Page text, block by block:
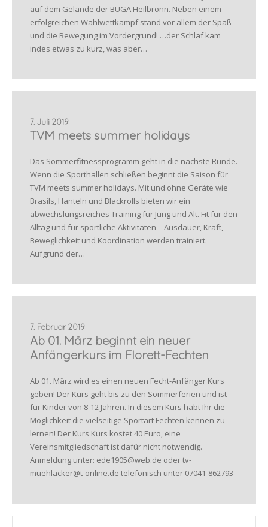
auf dem Gelände der BUGA Heilbronn. Neben einem
erfolgreichen Wahlwettkampf stand vor allem der Spaß
und die Bewegung im Vordergrund! …der Schlaf kam
indes etwas zu kurz, was aber…
7. Juli 2019
TVM meets summer holidays
Das Sommerfitnessprogramm geht in die nächste Runde.
Wenn die Sporthallen schließen beginnt die Saison für
TVM meets summer holidays. Mit und ohne Geräte wie
Brasils, Hanteln und Blackrolls bieten wir ein
abwechslungsreiches Training für Jung und Alt. Fit für den
Alltag und für sportliche Aktivitäten – Ausdauer, Kraft,
Beweglichkeit und Koordination werden trainiert.
Aufgrund der…
7. Februar 2019
Ab 01. März beginnt ein neuer
Anfängerkurs im Florett-Fechten
Ab 01. März wird es einen neuen Fecht-Anfänger Kurs
geben! Der Kurs geht bis zu den Sommerferien und ist
für Kinder von 8-12 Jahren. In diesem Kurs habt Ihr die
Möglichkeit die vielseitige Sportart Fechten kennen zu
lernen! Der Kurs Kurs kostet 40 Euro, eine
Vereinsmitgliedschaft ist dafür nicht notwendig.
Anmeldung unter: ede1905@web.de oder tv-
muehlacker@t-online.de telefonisch unter 07041-862793